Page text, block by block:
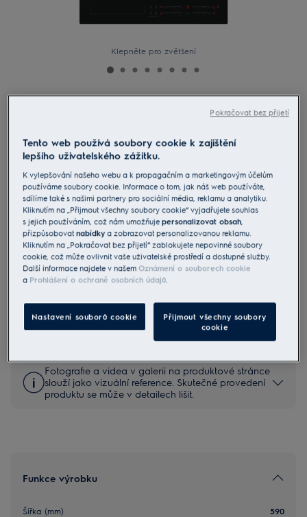
Klepněte pro zvětšení
Varná deska indukční série 600 Flex
SaphirMatt® SE
5 (529)
Informační list výrobku
Benefity
Indukční varná deska 600 Bridge propojí dvě zóny na jednu velkou
varnou plochu.
Funkce propojení varných zón sloučí dvě zóny dohromady, které pak
fungují jako jedna velká varná plocha.
SaphirMatt® SE – elegantní matný povrch. Déle jako nová.
Bezpečnostní pokyny a bezpečnostní upozornění podle
nařízení EU 2023/988 jsou uvedeny v kapitole 1 a 2
Fotografie a videa v galerii na produktové stránce
slouží jako vizuální reference. Skutečné provedení
produktu se může v detailech lišit.
Funkce výrobku
Šířka (mm) 590
Tento web používá soubory cookie k zajištění
lepšího uživatelského zážitku.
K vylepšování našeho webu a k propagačním a marketingovým účelům
používáme soubory cookie. Informace o tom, jak náš web používáte,
sdílíme také s našimi partnery pro sociální média, reklamu a analytiku.
Kliknutím na „Přijmout všechny soubory cookie“ vyjadřujete souhlas
s jejich používáním, což nám umožňujepersonalizovat obsah,
přizpůsobovatnabídky a zobrazovat personalizovanou reklamu.
Kliknutím na „Pokračovat bez přijetí“ zablokujete nepovinné soubory
cookie, což může ovlivnit vaše uživatelské prostředí a dostupné služby.
Další informace najdete v našemOznámení o souborech cookie
a Prohlášení o ochraně osobních údajů.
Nastavení souborů cookie
Přijmout všechny soubory
cookie
Pokračovat bez přijetí